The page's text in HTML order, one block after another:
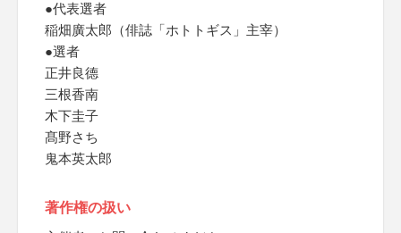
●代表選者
稲畑廣太郎（俳誌「ホトトギス」主宰）
●選者
正井良德
三根香南
木下圭子
髙野さち
鬼本英太郎
著作権の扱い